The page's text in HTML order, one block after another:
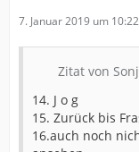
7. Januar 2019 um 10:22
Zitat von
14. J o g
15. Zurück bis
16.auch noch